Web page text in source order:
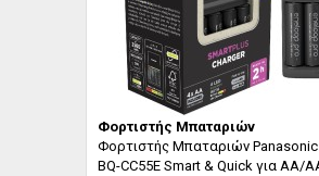
Φορτιστής Μπαταριών
Φορτιστής Μπαταριών Panasonic
BQ-CC55E Smart & Quick για AA/